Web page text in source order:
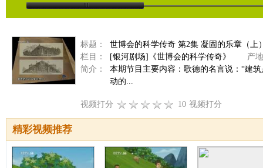
标题：
世博会的科学传奇 第2集 凝固的乐章（上
栏目：
[银河剧场]《世博会的科学传奇》
产地
简介：
本期节目主要内容：歌德的名言说：“建
动的...
视频打分 10 视频打分
精彩视频推荐